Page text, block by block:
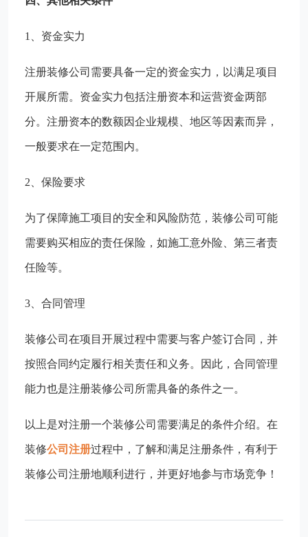
1、资金实力
注册装修公司需要具备一定的资金实力，以满足项目
开展所需。资金实力包括注册资本和运营资金两部
分。注册资本的数额因企业规模、地区等因素而异，
一般要求在一定范围内。
2、保险要求
为了保障施工项目的安全和风险防范，装修公司可能
需要购买相应的责任保险，如施工意外险、第三者责
任险等。
3、合同管理
装修公司在项目开展过程中需要与客户签订合同，并
按照合同约定履行相关责任和义务。因此，合同管理
能力也是注册装修公司所需具备的条件之一。
以上是对注册一个装修公司需要满足的条件介绍。在
装修公司注册过程中，了解和满足注册条件，有利于
装修公司注册地顺利进行，并更好地参与市场竞争！